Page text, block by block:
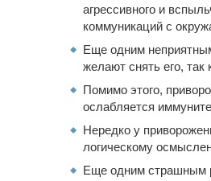
агрессивного и
коммуникаций с
Еще одним
желают снять его,
Помимо этого,
ослабляется
Нередко у
логическому
Еще одним страшным